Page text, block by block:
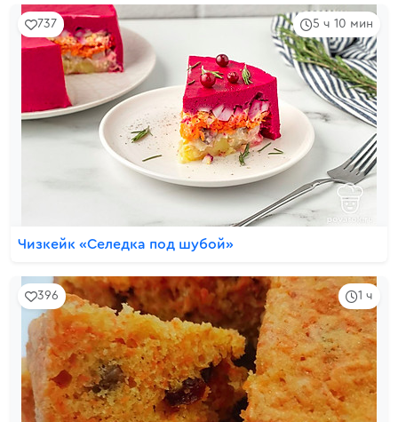
5 ч 10 мин
737
Чизкейк «Селедка под шубой»
1 ч
396